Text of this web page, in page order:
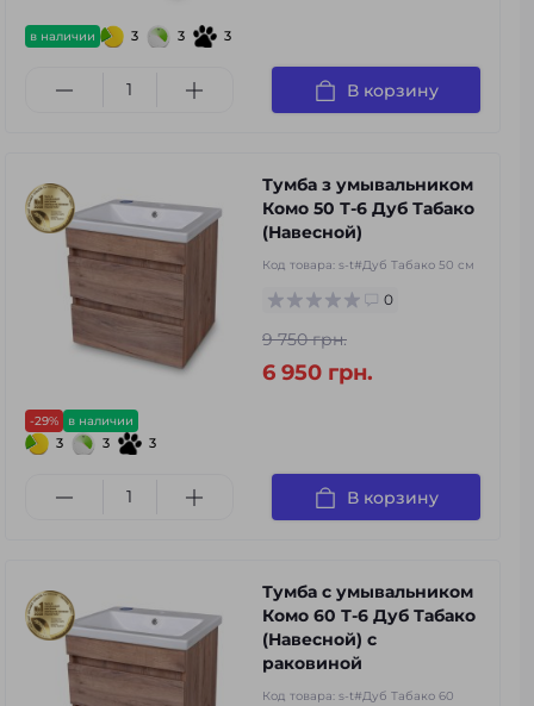
в наличии 3 3 3
В корзину
-29% в наличии
3 3 3
Тумба з умывальником
Комо 50 Т-6 Дуб Табако
(Навесной)
Код товара: s-t#Дуб Табако 50 см
0
9 750 грн.
6 950 грн.
В корзину
Тумба с умывальником
Комо 60 Т-6 Дуб Табако
(Навесной) с
раковиной
Код товара: s-t#Дуб Табако 60